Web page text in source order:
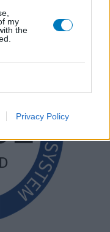
my
the
Privacy Policy